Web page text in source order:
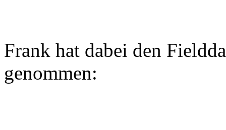
Frank hat dabei den
genommen: